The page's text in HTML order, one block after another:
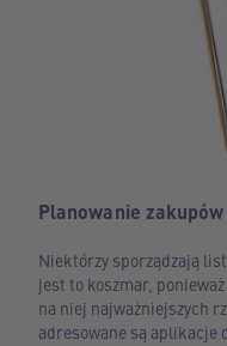
Planowanie
Niektórzy sporządzają
jest to koszmar,
na niej najważniejszych
adresowane są aplikacje